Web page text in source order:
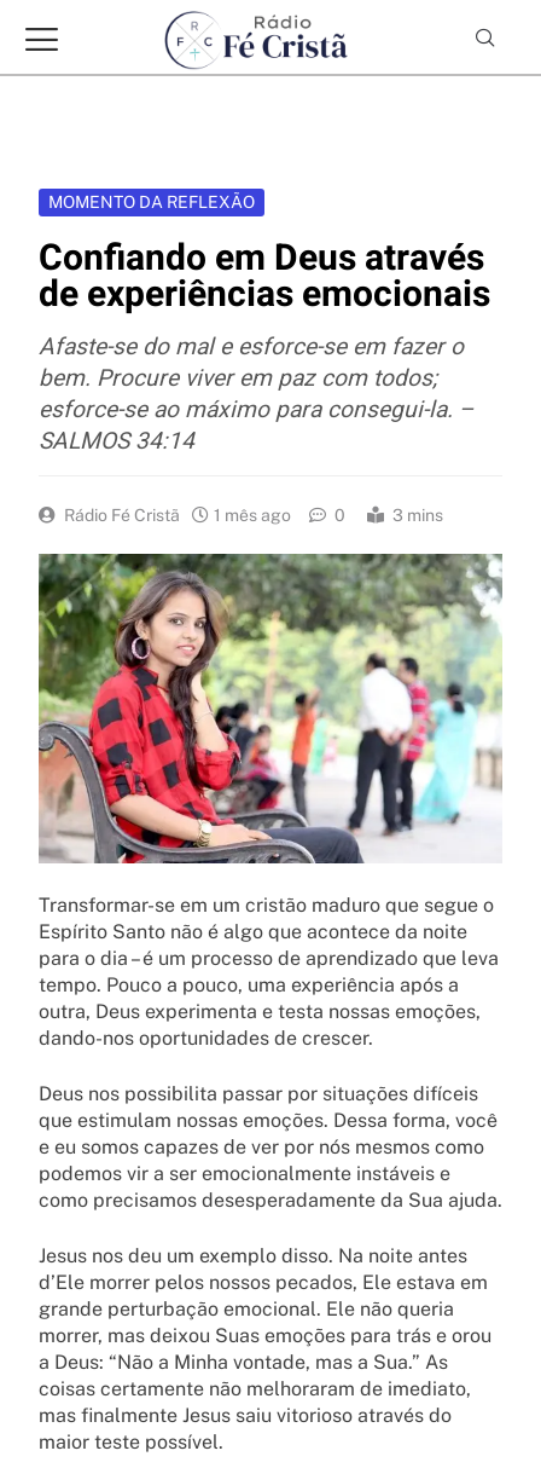
MOMENTO DA REFLEXÃO
Confiando em Deus através
de experiências emocionais
Afaste-se do mal e esforce-se em fazer o
bem. Procure viver em paz com todos;
esforce-se ao máximo para consegui-la. –
SALMOS 34:14
Rádio Fé Cristã 1 mês ago 0 3 mins
Transformar-se em um cristão maduro que segue o
Espírito Santo não é algo que acontece da noite
para o dia – é um processo de aprendizado que leva
tempo. Pouco a pouco, uma experiência após a
outra, Deus experimenta e testa nossas emoções,
dando-nos oportunidades de crescer.
Deus nos possibilita passar por situações difíceis
que estimulam nossas emoções. Dessa forma, você
e eu somos capazes de ver por nós mesmos como ​​
podemos vir a ser emocionalmente instáveis e
como precisamos desesperadamente da Sua ajuda.
Jesus nos deu um exemplo disso. Na noite antes
d’Ele morrer pelos nossos pecados, Ele estava em
grande perturbação emocional. Ele não queria
morrer, mas deixou Suas emoções para trás e orou
a Deus: “Não a Minha vontade, mas a Sua.” As
coisas certamente não melhoraram de imediato,
mas finalmente Jesus saiu vitorioso através do
maior teste possível.